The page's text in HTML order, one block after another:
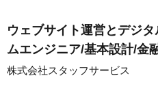
ウェブサイト運営とデジ
ムエンジニア/基本設計/金
株式会社スタッフサービス